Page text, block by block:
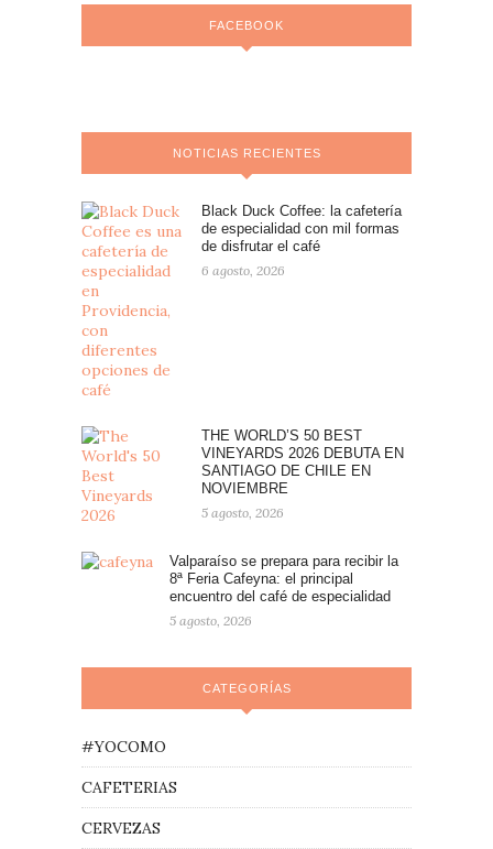
FACEBOOK
NOTICIAS RECIENTES
Black Duck Coffee: la cafetería
de especialidad con mil formas
de disfrutar el café
6 agosto, 2026
THE WORLD’S 50 BEST
VINEYARDS 2026 DEBUTA EN
SANTIAGO DE CHILE EN
NOVIEMBRE
5 agosto, 2026
Valparaíso se prepara para recibir la
8ª Feria Cafeyna: el principal
encuentro del café de especialidad
5 agosto, 2026
CATEGORÍAS
#YOCOMO
CAFETERIAS
CERVEZAS